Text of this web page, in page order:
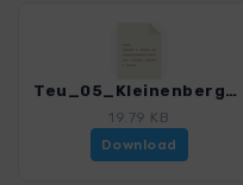
Teu_05_Kleinenberg-Bierbaums_Nagel_4020_7.gpx
19.79 KB
Download